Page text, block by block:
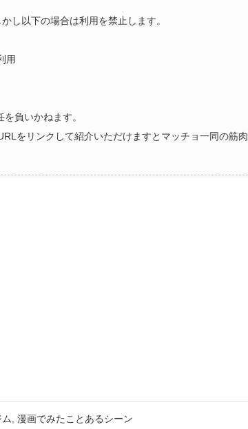
し以下の場合は利用を禁止します。
用
負いかねます。
をリンクして紹介いただけますとマッチョ一同の筋肉
漫画でみたことあるシーン